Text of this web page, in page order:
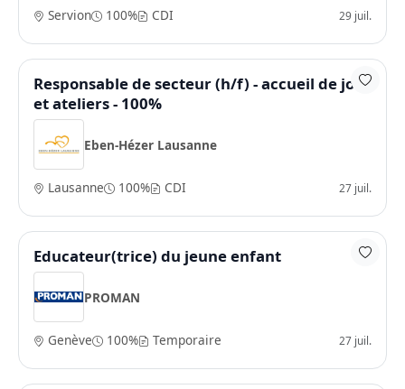
Servion 100% CDI 29 juil.
Responsable de secteur (h/f) - accueil de jour
et ateliers - 100%
Eben-Hézer Lausanne
Lausanne 100% CDI 27 juil.
Educateur(trice) du jeune enfant
PROMAN
Genève 100% Temporaire 27 juil.